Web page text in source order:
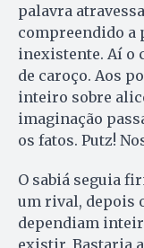
palavra
compreendido a
inexistente. Aí o
de caroço. Aos
inteiro sobre
imaginação
os fatos. Putz!
O sabiá seguia
um rival, depois
dependiam
existir. Bastaria